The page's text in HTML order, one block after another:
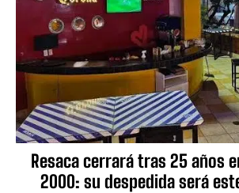
Resaca cerrará tras 25 años
2000: su despedida será